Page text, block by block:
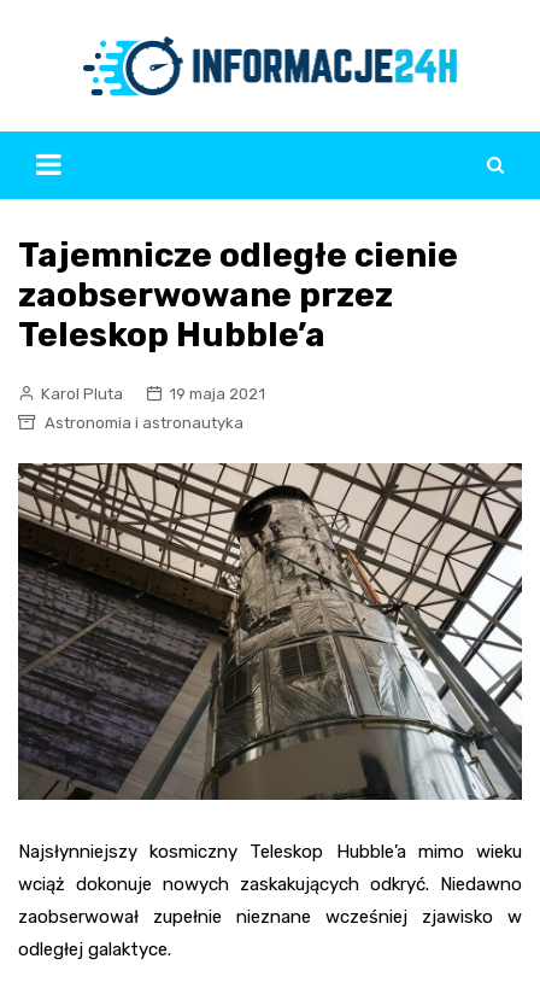
Tajemnicze odległe cienie
zaobserwowane przez
Teleskop Hubble’a
Karol Pluta
19 maja 2021
Astronomia i astronautyka
Najsłynniejszy kosmiczny Teleskop Hubble’a mimo wieku
wciąż dokonuje nowych zaskakujących odkryć. Niedawno
zaobserwował zupełnie nieznane wcześniej zjawisko w
odległej galaktyce.